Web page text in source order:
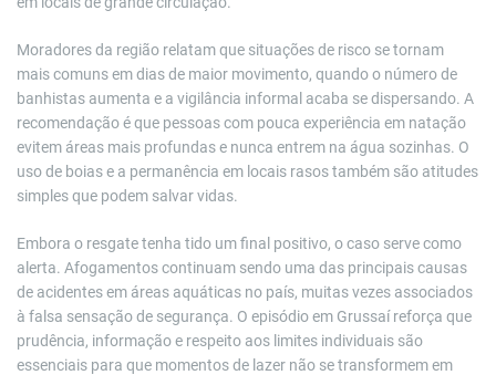
Moradores da região relatam que situações de risco se tornam
mais comuns em dias de maior movimento, quando o número de
banhistas aumenta e a vigilância informal acaba se dispersando. A
recomendação é que pessoas com pouca experiência em natação
evitem áreas mais profundas e nunca entrem na água sozinhas. O
uso de boias e a permanência em locais rasos também são atitudes
simples que podem salvar vidas.
Embora o resgate tenha tido um final positivo, o caso serve como
alerta. Afogamentos continuam sendo uma das principais causas
de acidentes em áreas aquáticas no país, muitas vezes associados
à falsa sensação de segurança. O episódio em Grussaí reforça que
prudência, informação e respeito aos limites individuais são
essenciais para que momentos de lazer não se transformem em